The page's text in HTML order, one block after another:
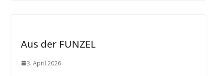
Aus der FUNZEL
3. April 2026